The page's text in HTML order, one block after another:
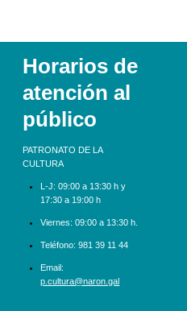
Horarios de
atención al
público
PATRONATO DE LA
CULTURA
L-J: 09:00 a 13:30 h y
17:30 a 19:00 h
Viernes: 09:00 a 13:30 h.
Teléfono: 981 39 11 44
Email:
p.cultura@naron.gal